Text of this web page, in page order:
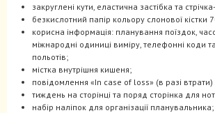
закруглені кути, еластична застібка та
безкислотний папір кольору слонової кістки
корисна інформація: планування поїздок,
міжнародні одиниці виміру, телефонні коди
польотів;
містка внутрішня кишеня;
повідомлення «In case of loss» (в разі
тиждень на сторінці та поряд сторінка для
набір наліпок для організації планувальника;